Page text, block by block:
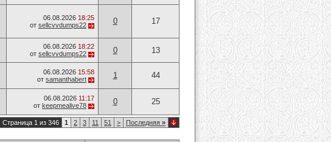
06.08.2026 18:25
от sellcvvdumps22 0 17
06.08.2026 18:22
от sellcvvdumps22 0 13
06.08.2026 15:58
от samanthabert 1 44
06.08.2026 11:17
от keepmealive78 0 25
Страница 1 из 346 1 2 3 11 51 > Последняя »